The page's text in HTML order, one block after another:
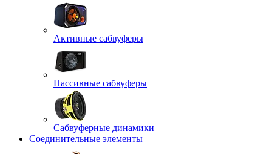
Активные сабвуферы
Пассивные сабвуферы
Сабвуферные динамики
Соединительные элементы